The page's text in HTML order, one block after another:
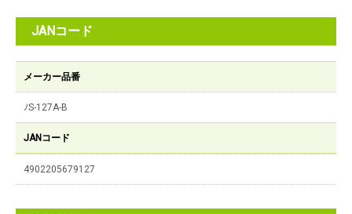
JANコード
メーカー品番
ﾉS-127A-B
JANコード
4902205679127